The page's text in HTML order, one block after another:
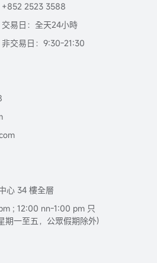
+852 2523 3588
交易日：全天24小時
非交易日：9:30-21:30
心 34 樓全層
; 12:00 nn-1:00 pm 只
期一至五，公眾假期除外)